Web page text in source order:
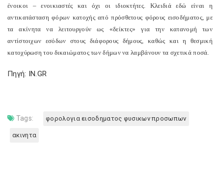
ένοικοι – ενοικιαστές και όχι οι ιδιοκτήτες. Κλειδιά εδώ είναι η
αντικατάσταση φόρων κατοχής από πρόσθετους φόρους εισοδήματος, με
τα ακίνητα να λειτουργούν ως «δείκτες» για την κατανομή των
αντίστοιχων εσόδων στους διάφορους δήμους, καθώς και η θεσμική
κατοχύρωση του δικαιώματος των δήμων να λαμβάνουν τα σχετικά ποσά.
Πηγή: IN.GR
Tags: φορολογια εισοδηματος φυσικων προσωπων
ακινητα